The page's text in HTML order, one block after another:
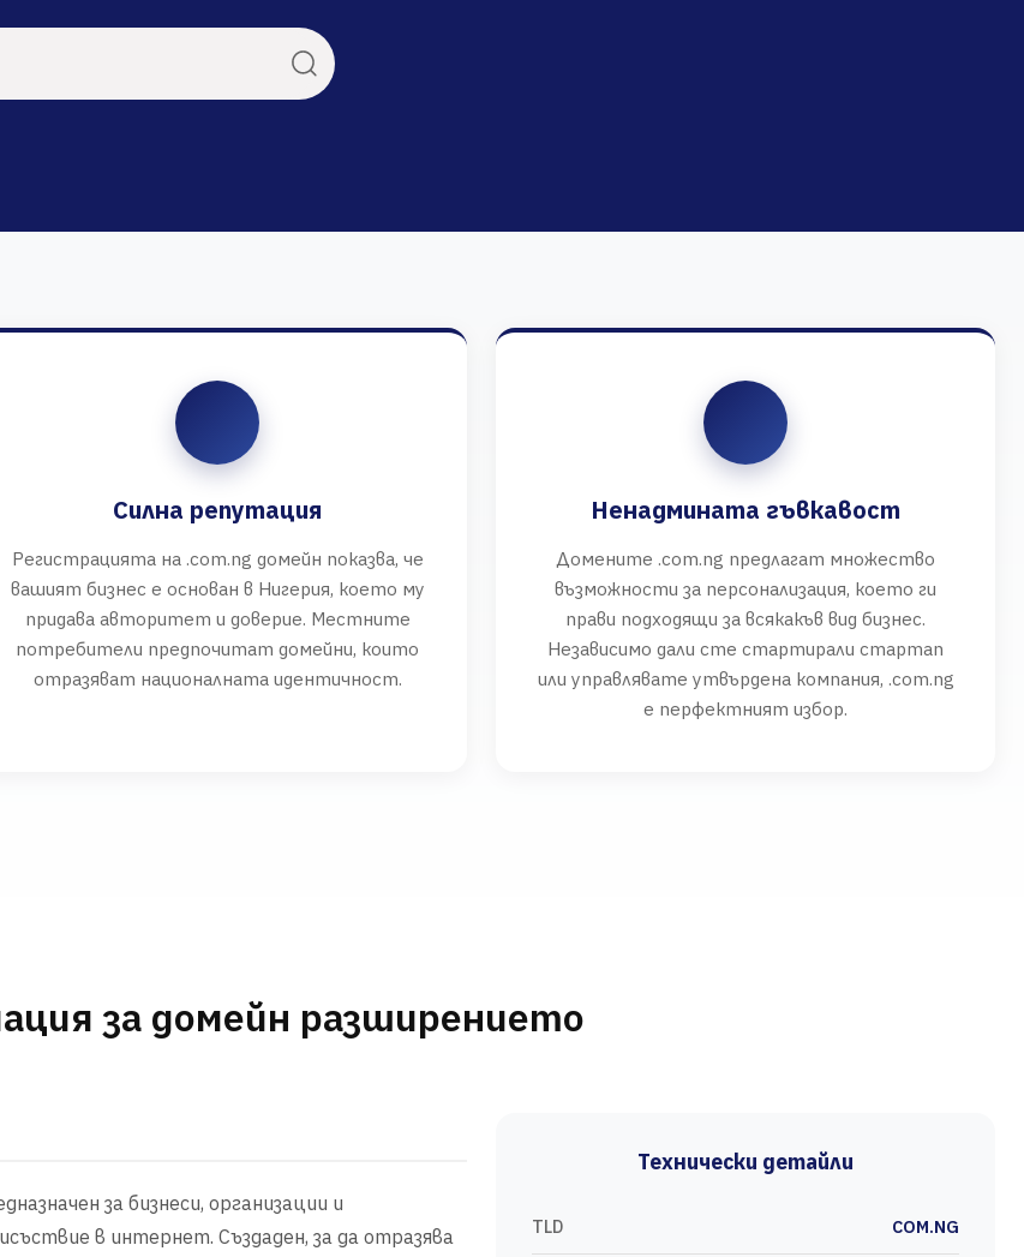
Силна репутация
Регистрацията на .com.ng домейн показва, че
вашият бизнес е основан в Нигерия, което му
придава авторитет и доверие. Местните
потребители предпочитат домейни, които
отразяват националната идентичност.
Ненадмината гъвкавост
Домените .com.ng предлагат множество
възможности за персонализация, което ги
прави подходящи за всякакъв вид бизнес.
Независимо дали сте стартирали стартап
или управлявате утвърдена компания, .com.ng
е перфектният избор.
за домейн разширението
за бизнеси, организации и
в интернет. Създаден, за да отразява
Технически детайли
TLD COM.NG